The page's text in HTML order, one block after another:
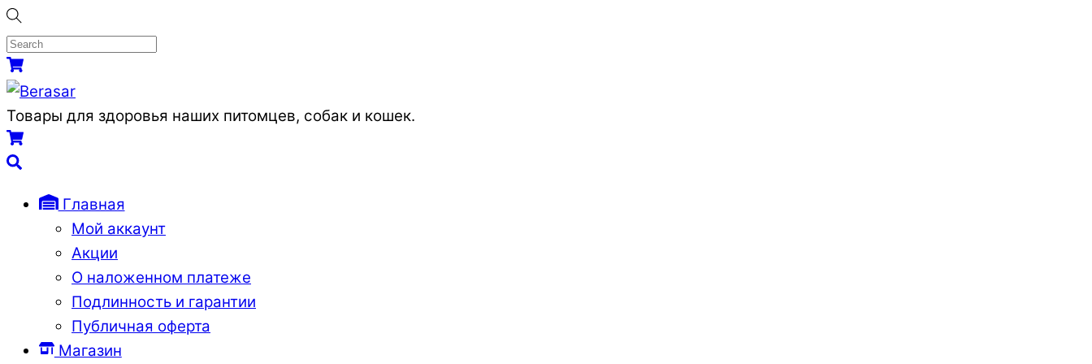
Skip
to
content
Menu
Cart
Товары для здоровья наших питомцев, собак и кошек.
Cart
Search
Главная
Мой аккаунт
Акции
О наложенном платеже
Подлинность и гарантии
Публичная оферта
Магазин